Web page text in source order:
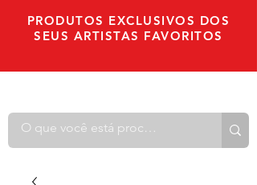
PRODUTOS EXCLUSIVOS DOS
SEUS ARTISTAS FAVORITOS